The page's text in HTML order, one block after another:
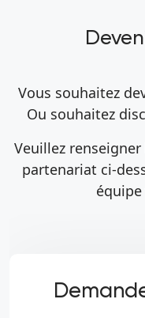
Vous souhaitez
Ou souhaitez
Veuillez
partenariat ci-